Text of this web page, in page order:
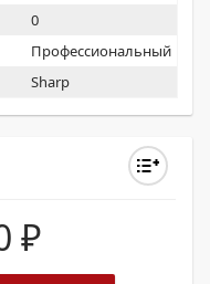
0
Профессиональный
Sharp
₽